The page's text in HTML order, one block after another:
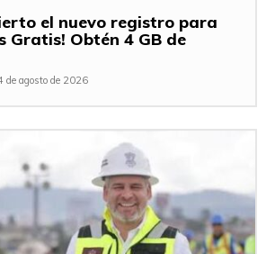
el nuevo registro para
Gratis! Obtén 4 GB de
de agosto de 2026